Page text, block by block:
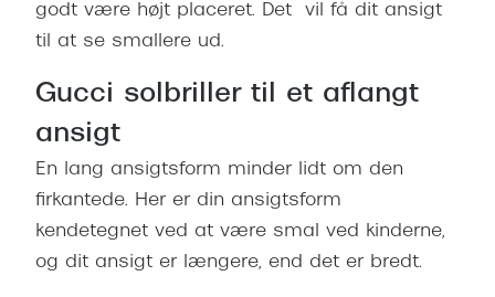
godt være højt placeret. Det vil få dit ansigt
til at se smallere ud.
Gucci solbriller til et aflangt
ansigt
En lang ansigtsform minder lidt om den
firkantede. Her er din ansigtsform
kendetegnet ved at være smal ved kinderne,
og dit ansigt er længere, end det er bredt.